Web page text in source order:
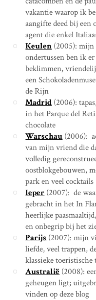
vakantie waarop ik
aangifte deed bij
agent die enkel
Keulen (2005): mijn
ondertussen ben ik
beklimmen,
een
de Rijn
Madrid (2006):
in het Parque del
chocolate
Warschau (2006):
van mijn vriend die
volledig
oostblokgebouwen,
park en veel cocktails
Ieper (2007): de
gebracht in het In
heerlijke
en onbegrip bij het
Parijs (2007): mijn
liefde, veel trappen,
klassieke toeristische
Australië (2008):
geheugen ligt;
vinden op deze blog